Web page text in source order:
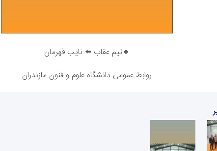
🔸تیم عقاب ⬅️ نایب قهرمان
روابط عمومی دانشگاه علوم و فنون مازندران